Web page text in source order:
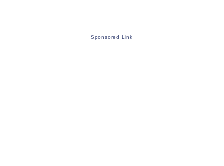
Sponsored Link